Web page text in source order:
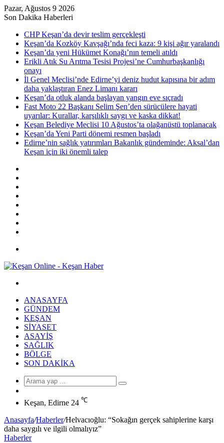
Pazar, Ağustos 9 2026
Son Dakika Haberleri
CHP Keşan’da devir teslim gerçekleşti
Keşan’da Kozköy Kavşağı’nda feci kaza: 9 kişi ağır yaralandı
Keşan’da yeni Hükümet Konağı’nın temeli atıldı
Erikli Atık Su Arıtma Tesisi Projesi’ne Cumhurbaşkanlığı
onayı
İl Genel Meclisi’nde Edirne’yi deniz hudut kapısına bir adım
daha yaklaştıran Enez Limanı kararı
Keşan’da otluk alanda başlayan yangın eve sıçradı
Fast Moto 22 Başkanı Selim Şen’den sürücülere hayati
uyarılar: Kurallar, karşılıklı saygı ve kaska dikkat!
Keşan Belediye Meclisi 10 Ağustos’ta olağanüstü toplanacak
Keşan’da Yeni Parti dönemi resmen başladı
Edirne’nin sağlık yatırımları Bakanlık gündeminde: Aksal’dan
Keşan için iki önemli talep
...
ANASAYFA
GÜNDEM
KEŞAN
SIYASET
ASAYIŞ
SAĞLIK
BÖLGE
SON DAKIKA
Arama
Makale
Keşan, Edirne 24 ℃
Anasayfa/Haberler/Helvacıoğlu: “Sokağın gerçek sahiplerine karşı
daha saygılı ve ilgili olmalıyız”
Haberler